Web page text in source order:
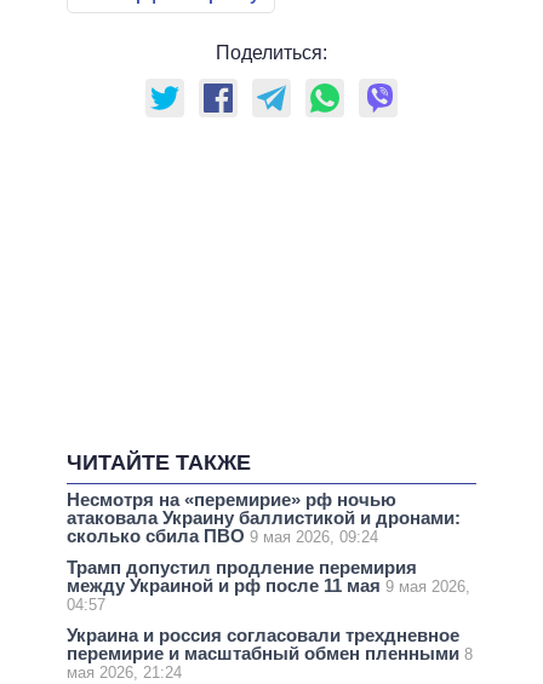
Поделиться:
ЧИТАЙТЕ ТАКЖЕ
Несмотря на «перемирие» рф ночью
атаковала Украину баллистикой и дронами:
сколько сбила ПВО 9 мая 2026, 09:24
Трамп допустил продление перемирия
между Украиной и рф после 11 мая 9 мая 2026,
04:57
Украина и россия согласовали трехдневное
перемирие и масштабный обмен пленными 8
мая 2026, 21:24